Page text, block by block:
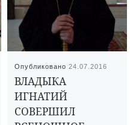
Опубликовано24.07.2016
ВЛАДЫКА
ИГНАТИЙ
СОВЕРШИЛ